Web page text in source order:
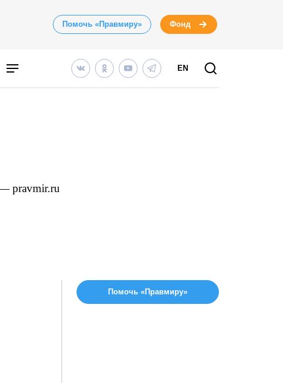
Помочь «Правмиру» Фонд
EN
pravmir.ru
Помочь «Правмиру»